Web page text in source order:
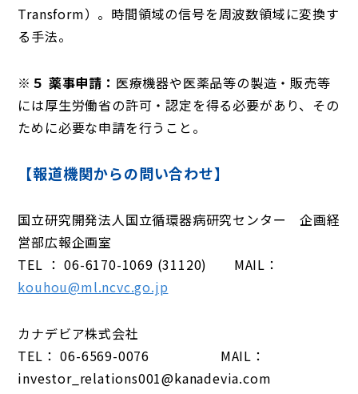
Transform）。時間領域の信号を周波数領域に変換す
る手法。
※５ 薬事申請： 医療機器や医薬品等の製造・販売等
には厚生労働省の許可・認定を得る必要があり、その
ために必要な申請を行うこと。
【報道機関からの問い合わせ】
国立研究開発法人国立循環器病研究センター 企画経
営部広報企画室
TEL ： 06-6170-1069 (31120) MAIL：
kouhou@ml.ncvc.go.jp
カナデビア株式会社
TEL： 06-6569-0076 MAIL：
investor_relations001@kanadevia.com